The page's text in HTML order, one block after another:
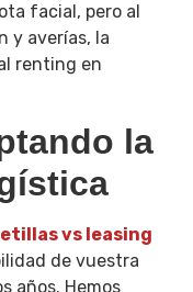
facial, pero al
y averías, la
renting en
la
vs leasing
de vuestra
años. Hemos